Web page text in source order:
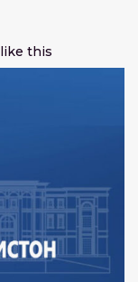
like this